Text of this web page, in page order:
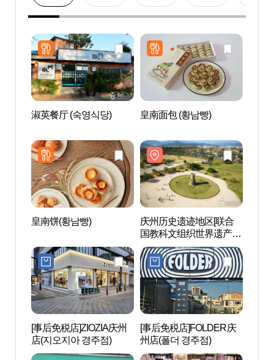
淑英餐厅 (숙영식당) 皇南面包 (황남빵)
皇南饼(황남빵)
庆州历史遗迹地区[联合
国教科文组织世界遗产]
경주역사유적지구[유네
스코 세계유산]
[事后免税店]ZIOZIA庆州
店(지오지아 경주점)
[事后免税店]FOLDER庆
州店(폴더 경주점)